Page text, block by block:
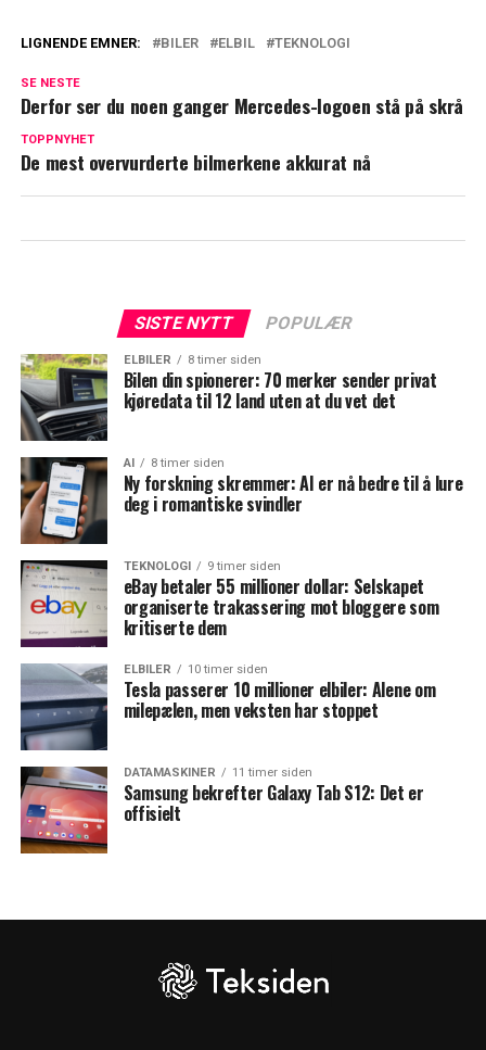
LIGNENDE EMNER: BILER ELBIL TEKNOLOGI
SE NESTE
Derfor ser du noen ganger Mercedes-logoen stå på skrå
TOPPNYHET
De mest overvurderte bilmerkene akkurat nå
SISTE NYTT POPULÆR
ELBILER 8 timer siden
Bilen din spionerer: 70 merker sender privat
kjøredata til 12 land uten at du vet det
AI 8 timer siden
Ny forskning skremmer: AI er nå bedre til å lure
deg i romantiske svindler
TEKNOLOGI 9 timer siden
eBay betaler 55 millioner dollar: Selskapet
organiserte trakassering mot bloggere som
kritiserte dem
ELBILER 10 timer siden
Tesla passerer 10 millioner elbiler: Alene om
milepælen, men veksten har stoppet
DATAMASKINER 11 timer siden
Samsung bekrefter Galaxy Tab S12: Det er
offisielt